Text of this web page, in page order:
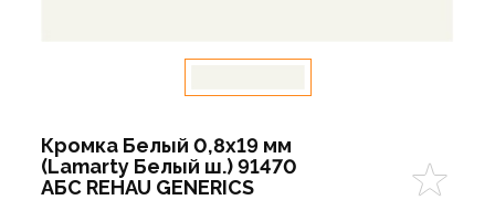
Кромка Белый 0,8х19 мм
(Lamarty Белый ш.) 91470
АБС REHAU GENERICS